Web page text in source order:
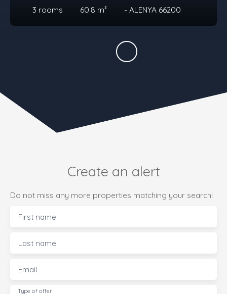
3 rooms 60.8 m² - ALENYA 66200
Create an alert
Do not miss any more properties matching your search!
First name
Last name
Email
Type of offer